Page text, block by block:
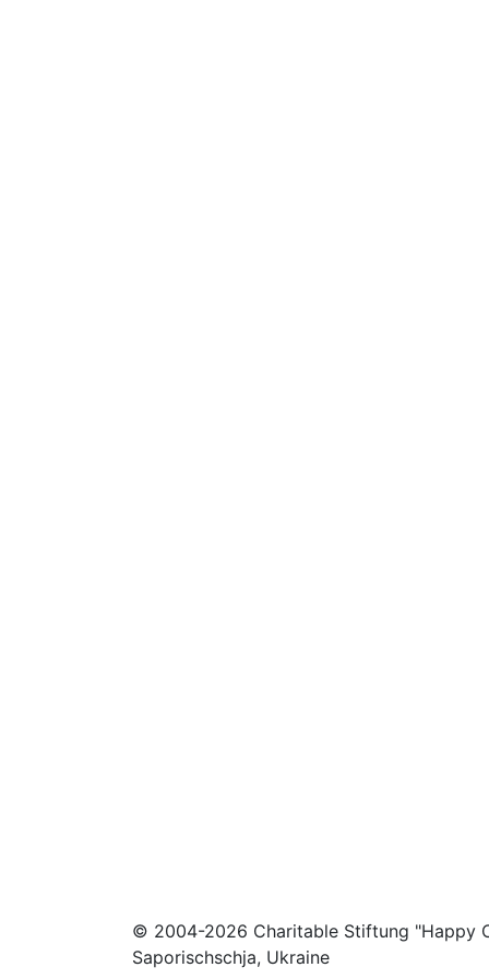
© 2004-2026 Charitable Stiftung "Happy
Saporischschja, Ukraine